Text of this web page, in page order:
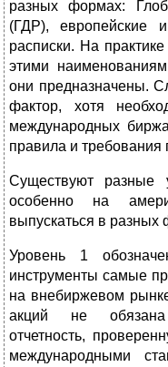
разных формах:
(ГДР), европейские
расписки. На
этими
они предназначены.
фактор, хотя
международных
правила и требования
Существуют разные
особенно на
выпускаться в разных
Уровень 1
инструменты самые
на внебиржевом
акций не обязана
отчетность,
международными